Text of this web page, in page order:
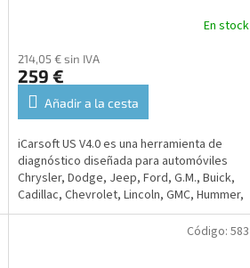
En stock
214,05 € sin IVA
259 €
Añadir a la cesta
iCarsoft US V4.0 es una herramienta de
diagnóstico diseñada para automóviles
Chrysler, Dodge, Jeep, Ford, G.M., Buick,
Cadillac, Chevrolet, Lincoln, GMC, Hummer,
Mercury,...
Código: 583